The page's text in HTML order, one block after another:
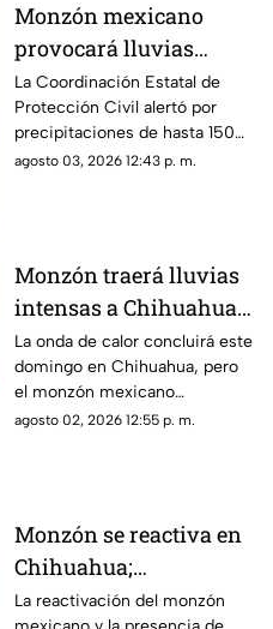
Monzón mexicano
provocará lluvias
intensas, granizo y
fuertes vientos en
Chihuahua esta
semana
La Coordinación Estatal de
Protección Civil alertó por
precipitaciones de hasta 150
milímetros, rachas de viento
agosto 03, 2026 12:43 p. m.
Monzón traerá lluvias
intensas a Chihuahua;
esta fecha termina la
onda de calor
La onda de calor concluirá este
domingo en Chihuahua, pero
el monzón mexicano
mantendrá lluvias fuertes,
agosto 02, 2026 12:55 p. m.
Monzón se reactiva en
Chihuahua;
pronostican lluvias,
La reactivación del monzón